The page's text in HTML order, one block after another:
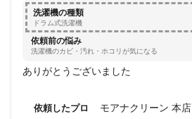
洗濯機の種類
ドラム式洗濯機
依頼前の悩み
洗濯機のカビ・汚れ・ホコリが気になる
ありがとうございました
依頼したプロ モアナクリーン 本店